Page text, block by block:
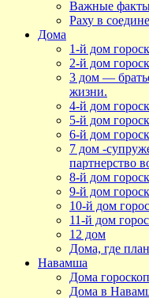
Важные факты
Раху в
Дома
1-й дом
2-й дом
3 дом —
жизни.
4-й дом
5-й дом
6-й дом
7 дом -
партнерство
8-й дом
9-й дом
10-й дом
11-й дом
12 дом
Дома, где
Навамша
Дома
Дома в